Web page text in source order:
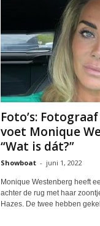
Foto’s:
voet Monique
“Wat is dát?”
Showboat - juni 1, 2022
Monique Westenberg heeft
achter de rug met haar
Hazes. De twee hebben